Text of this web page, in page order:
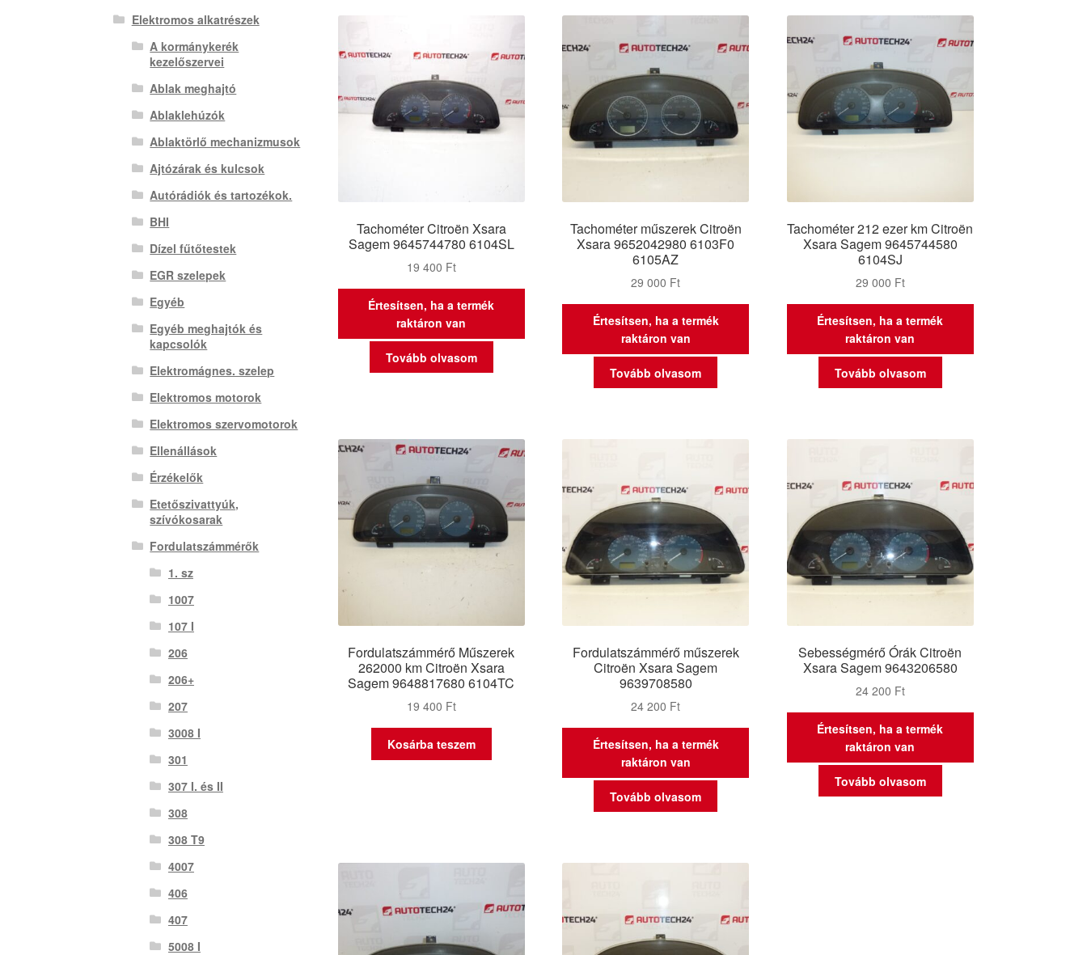
Tachométer Citroën Xsara
Sagem 9645744780 6104SL
19 400 Ft
Értesítsen, ha a termék
raktáron van
Tovább olvasom
Tachométer műszerek Citroën
Xsara 9652042980 6103F0
6105AZ
29 000 Ft
Értesítsen, ha a termék
raktáron van
Tovább olvasom
Tachométer 212 ezer km Citroën
Xsara Sagem 9645744580
6104SJ
29 000 Ft
Értesítsen, ha a termék
raktáron van
Tovább olvasom
Fordulatszámmérő Műszerek
262000 km Citroën Xsara
Sagem 9648817680 6104TC
19 400 Ft
Kosárba teszem
Fordulatszámmérő műszerek
Citroën Xsara Sagem
9639708580
24 200 Ft
Értesítsen, ha a termék
raktáron van
Tovább olvasom
Sebességmérő Órák Citroën
Xsara Sagem 9643206580
24 200 Ft
Értesítsen, ha a termék
raktáron van
Tovább olvasom
Elektromos alkatrészek
A kormánykerék
kezelőszervei
Ablak meghajtó
Ablaklehúzók
Ablaktörlő mechanizmusok
Ajtózárak és kulcsok
Autórádiók és tartozékok.
BHI
Dízel fűtőtestek
EGR szelepek
Egyéb
Egyéb meghajtók és
kapcsolók
Elektromágnes. szelep
Elektromos motorok
Elektromos szervomotorok
Ellenállások
Érzékelők
Etetőszivattyúk,
szívókosarak
Fordulatszámmérők
1. sz
1007
107 I
206
206+
207
3008 I
301
307 I. és II
308
308 T9
4007
406
407
5008 I